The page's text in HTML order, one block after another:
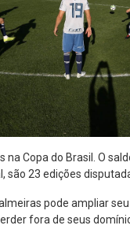
na Copa do Brasil. O
são 23 edições
pode ampliar
fora de seus